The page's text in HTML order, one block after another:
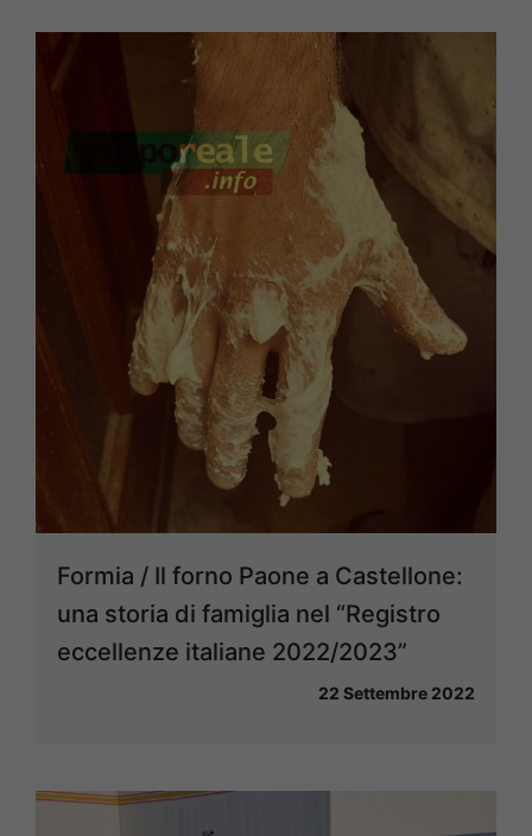
Formia / Il forno Paone a Castellone:
una storia di famiglia nel “Registro
eccellenze italiane 2022/2023”
22 Settembre 2022